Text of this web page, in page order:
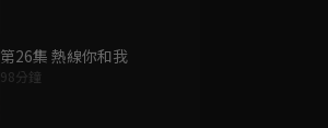
第26集 熱線你和我
98分鐘